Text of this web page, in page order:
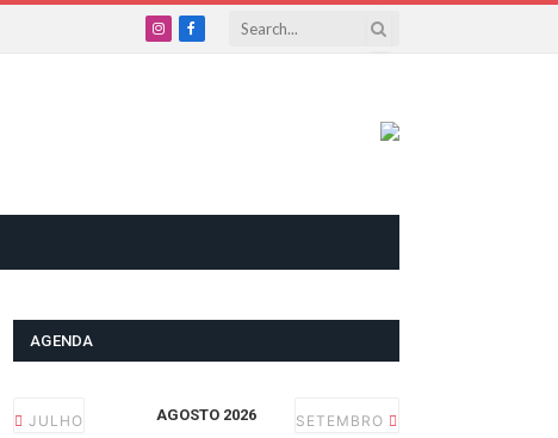
InstagramFacebook
AGENDA
JULHO AGOSTO 2026 SETEMBRO